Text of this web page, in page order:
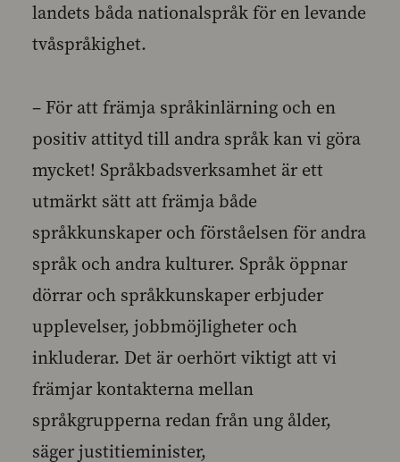
landets båda nationalspråk för en levande
tvåspråkighet.
– För att främja språkinlärning och en
positiv attityd till andra språk kan vi göra
mycket! Språkbadsverksamhet är ett
utmärkt sätt att främja både
språkkunskaper och förståelsen för andra
språk och andra kulturer. Språk öppnar
dörrar och språkkunskaper erbjuder
upplevelser, jobbmöjligheter och
inkluderar. Det är oerhört viktigt att vi
främjar kontakterna mellan
språkgrupperna redan från ung ålder,
säger justitieminister,